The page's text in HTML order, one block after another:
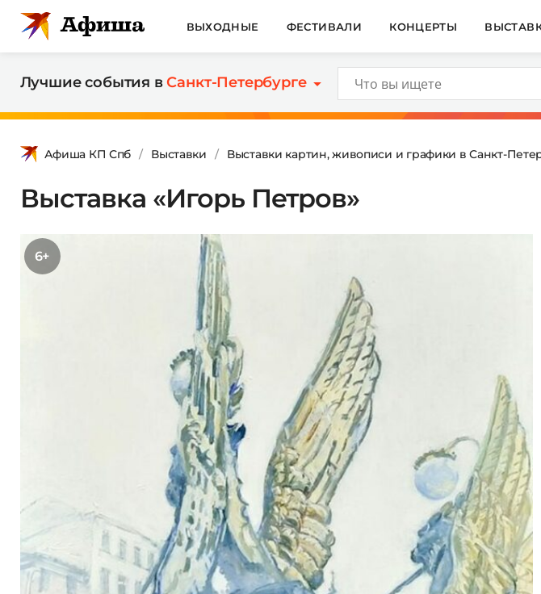
ВЫХОДНЫЕ ФЕСТИВАЛИ КОНЦЕРТЫ
Лучшие события вСанкт-Петербурге
Афиша КП Спб Выставки Выставки картин, живописи и графики в Санкт-
Выставка «Игорь Петров»
6+